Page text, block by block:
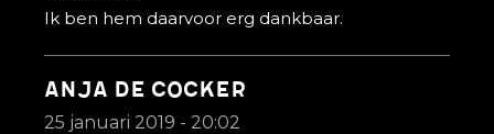
Ik ben hem daarvoor erg dankbaar.
Anja De Cocker
25 januari 2019 - 20:02